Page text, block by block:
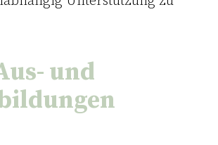
und